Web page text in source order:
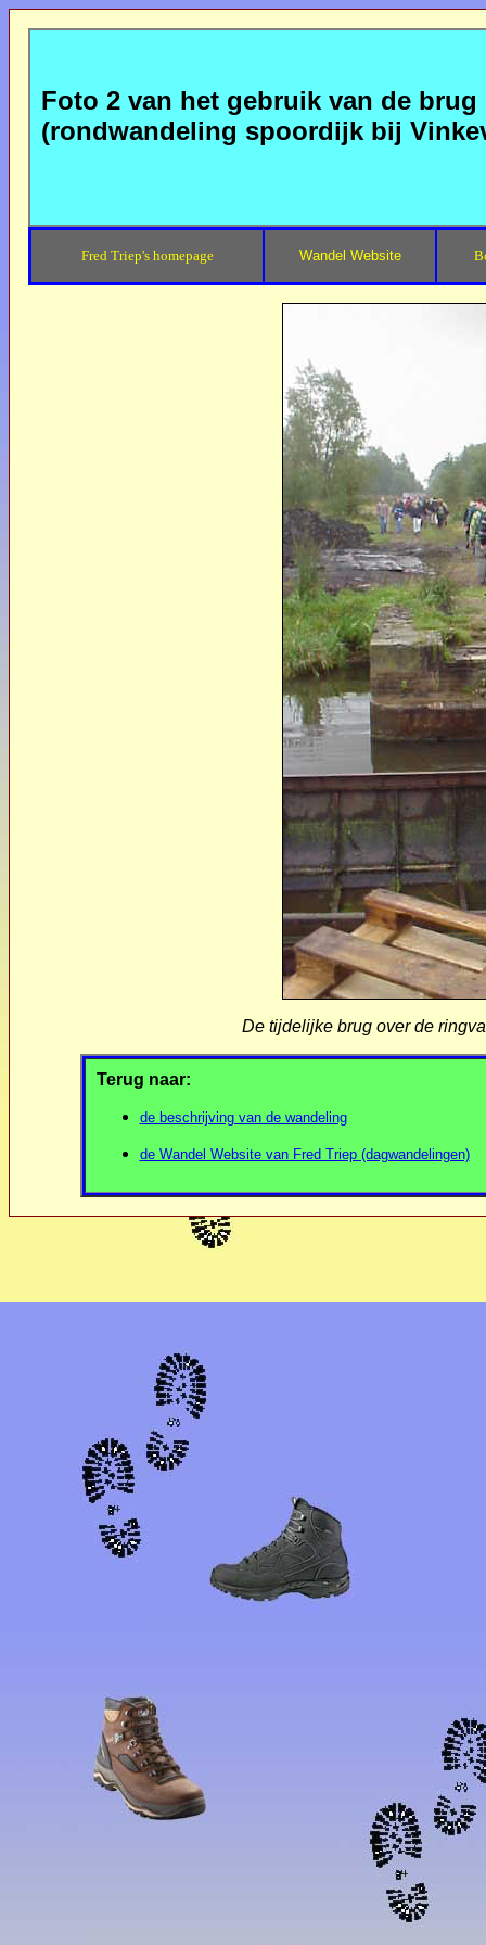
Foto 2 van het gebruik van de
(rondwandeling spoordijk bij
Fred Triep's homepage Wandel Website
De tijdelijke brug over de
Terug naar:
de beschrijving van de wandeling
de Wandel Website van Fred Triep (dagwandelingen)